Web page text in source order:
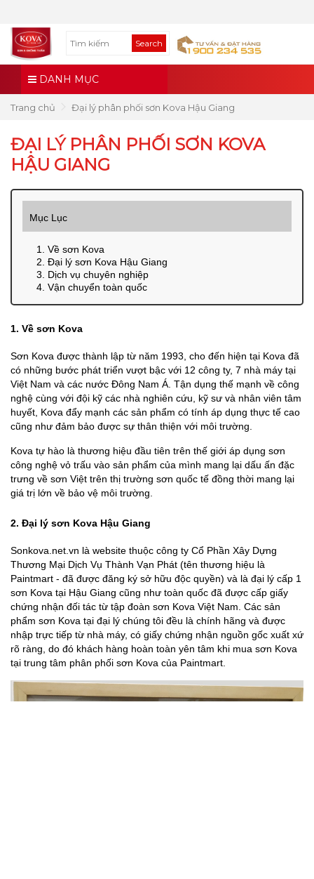
Search
DANH MỤC
Trang chủ Đại lý phân phối sơn Kova Hậu Giang
ĐẠI LÝ PHÂN PHỐI SƠN KOVA
HẬU GIANG
Mục Lục
1. Về sơn Kova
2. Đại lý sơn Kova Hậu Giang
3. Dịch vụ chuyên nghiệp
4. Vận chuyển toàn quốc
1. Về sơn Kova
Sơn Kova được thành lập từ năm 1993, cho đến hiện tại Kova đã
có những bước phát triển vượt bậc với 12 công ty, 7 nhà máy tại
Việt Nam và các nước Đông Nam Á. Tận dụng thế mạnh về công
nghệ cùng với đội kỹ các nhà nghiên cứu, kỹ sư và nhân viên tâm
huyết, Kova đẩy mạnh các sản phẩm có tính áp dụng thực tế cao
cũng như đảm bảo được sự thân thiện với môi trường.
Kova tự hào là thương hiệu đầu tiên trên thế giới áp dụng sơn
công nghệ vỏ trấu vào sản phẩm của mình mang lại dấu ấn đặc
trưng về sơn Việt trên thị trường sơn quốc tế đồng thời mang lại
giá trị lớn về bảo vệ môi trường.
2. Đại lý sơn Kova Hậu Giang
Sonkova.net.vn là website thuộc công ty Cổ Phần Xây Dựng
Thương Mại Dịch Vụ Thành Vạn Phát (tên thương hiệu là
Paintmart - đã được đăng ký sở hữu độc quyền) và là đại lý cấp 1
sơn Kova tại Hậu Giang cũng như toàn quốc đã được cấp giấy
chứng nhận đối tác từ tập đoàn sơn Kova Việt Nam. Các sản
phẩm sơn Kova tại đại lý chúng tôi đều là chính hãng và được
nhập trực tiếp từ nhà máy, có giấy chứng nhận nguồn gốc xuất xứ
rõ ràng, do đó khách hàng hoàn toàn yên tâm khi mua sơn Kova
tại trung tâm phân phối sơn Kova của Paintmart.